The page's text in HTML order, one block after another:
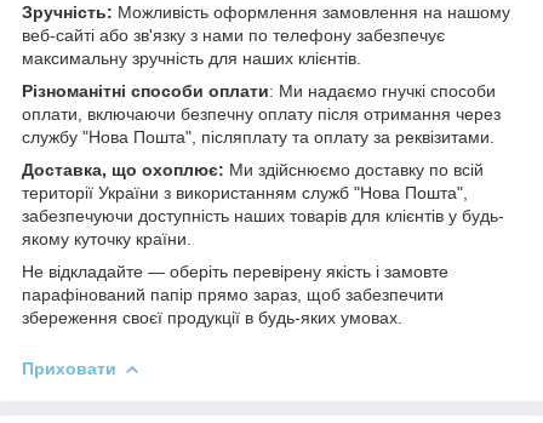
Зручність: Можливість оформлення замовлення на нашому
веб-сайті або зв'язку з нами по телефону забезпечує
максимальну зручність для наших клієнтів.
Різноманітні способи оплати: Ми надаємо гнучкі способи
оплати, включаючи безпечну оплату після отримання через
службу "Нова Пошта", післяплату та оплату за реквізитами.
Доставка, що охоплює: Ми здійснюємо доставку по всій
території України з використанням служб "Нова Пошта",
забезпечуючи доступність наших товарів для клієнтів у будь-
якому куточку країни.
Не відкладайте — оберіть перевірену якість і замовте
парафінований папір прямо зараз, щоб забезпечити
збереження своєї продукції в будь-яких умовах.
Приховати